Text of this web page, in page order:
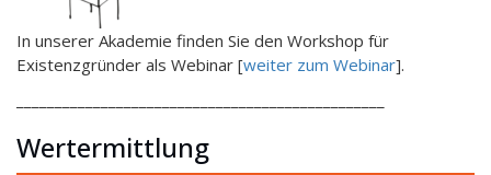
In unserer Akademie finden Sie den Workshop für
Existenzgründer als Webinar [weiter zum Webinar].
Wertermittlung